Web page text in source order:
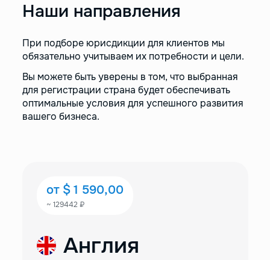
Наши направления
При подборе юрисдикции для клиентов мы
обязательно учитываем их потребности и цели.
Вы можете быть уверены в том, что выбранная
для регистрации страна будет обеспечивать
оптимальные условия для успешного развития
вашего бизнеса.
от $ 1 590,00
~ 129442 ₽
Англия